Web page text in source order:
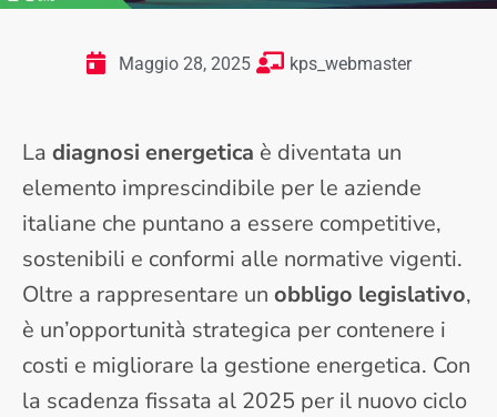
Maggio 28, 2025 kps_webmaster
La diagnosi energetica è diventata un
elemento imprescindibile per le aziende
italiane che puntano a essere competitive,
sostenibili e conformi alle normative vigenti.
Oltre a rappresentare un obbligo legislativo,
è un’opportunità strategica per contenere i
costi e migliorare la gestione energetica. Con
la scadenza fissata al 2025 per il nuovo ciclo